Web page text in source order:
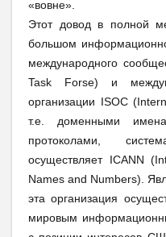
«вовне».
Этот довод в полной
большом
международного
Task
Forse) и
организации ISOC(
т.е. доменными
протоколами,
осуществляет ICANN (
Names and Numbers).
эта организация
мировым